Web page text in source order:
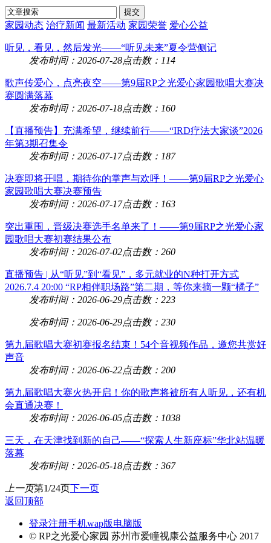
家园动态 治疗新闻 最新活动 家园荣誉 爱心公益
听见，看见，然后发光——“听见未来”夏令营侧记
发布时间：2026-07-28点击数：114
歌声传爱心，点亮夜空——第9届RP之光爱心家园歌唱大赛决
赛圆满落幕
发布时间：2026-07-18点击数：160
【直播预告】充满希望，继续前行——“IRD疗法大家谈”2026
年第3期召集令
发布时间：2026-07-17点击数：187
决赛即将开唱，期待你的掌声与欢呼！——第9届RP之光爱心
家园歌唱大赛决赛预告
发布时间：2026-07-17点击数：163
突出重围，晋级决赛选手名单来了！——第9届RP之光爱心家
园歌唱大赛初赛结果公布
发布时间：2026-07-02点击数：260
直播预告 | 从“听见”到“看见”，多元就业的N种打开方式
2026.7.4 20:00 “RP相伴职场路”第二期，等你来摘一颗“橘子”
发布时间：2026-06-29点击数：223
发布时间：2026-06-29点击数：230
第九届歌唱大赛初赛报名结束！54个音视频作品，邀您共赏好
声音
发布时间：2026-06-22点击数：200
第九届歌唱大赛火热开启！你的歌声将被所有人听见，还有机
会直通决赛！
发布时间：2026-06-05点击数：1038
三天，在天津找到新的自己——“探索人生新座标”华北站温暖
落幕
发布时间：2026-05-18点击数：367
上一页第1/24页下一页
返回顶部
登录注册手机wap版电脑版
© RP之光爱心家园 苏州市爱瞳视康公益服务中心 2017